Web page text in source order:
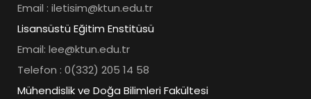
Email : iletisim@ktun.edu.tr
Lisansüstü Eğitim Enstitüsü
Email: lee@ktun.edu.tr
Telefon : 0(332) 205 14 58
Mühendislik ve Doğa Bilimleri Fakültesi